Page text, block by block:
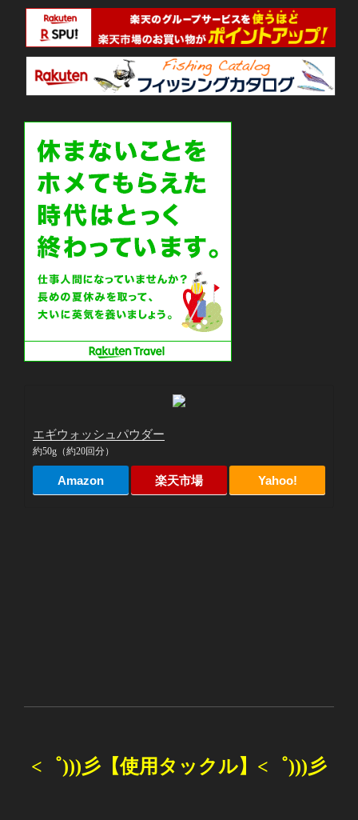
エギウォッシュパウダー
約50g（約20回分）
Amazon 楽天市場 Yahoo!
< ゜)))彡 【使用タックル】 < ゜)))彡